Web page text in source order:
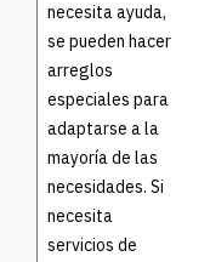
necesita ayuda,
se pueden hacer
arreglos
especiales para
adaptarse a la
mayoría de las
necesidades. Si
necesita
servicios de